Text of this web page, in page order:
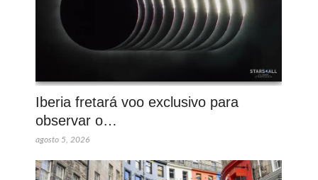
Iberia fretará voo exclusivo para
observar o…
agosto 5, 2026